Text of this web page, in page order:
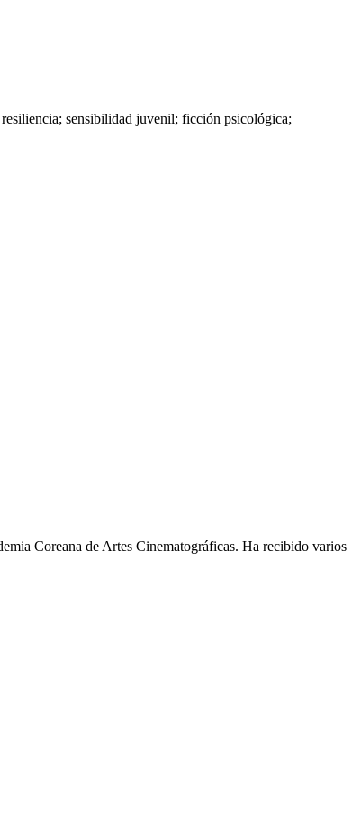
sensibilidad juvenil; ficción psicológica;
Coreana de Artes Cinematográficas. Ha recibido varios